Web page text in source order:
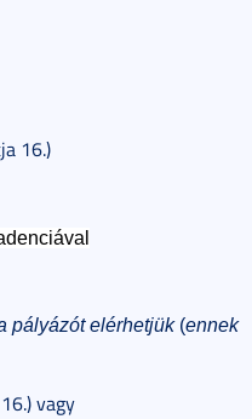
16.)
pályázót elérhetjük(ennek
vagy